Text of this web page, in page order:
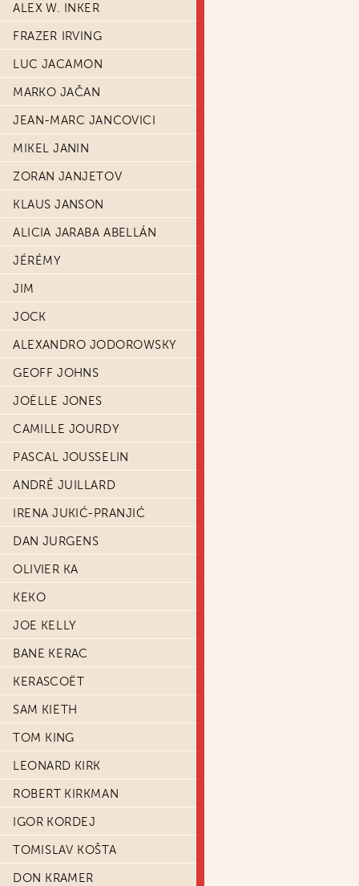
ALEX W. INKER
FRAZER IRVING
LUC JACAMON
MARKO JAČAN
JEAN-MARC JANCOVICI
MIKEL JANIN
ZORAN JANJETOV
KLAUS JANSON
ALICIA JARABA ABELLÁN
JÉRÉMY
JIM
JOCK
ALEXANDRO JODOROWSKY
GEOFF JOHNS
JOËLLE JONES
CAMILLE JOURDY
PASCAL JOUSSELIN
ANDRÉ JUILLARD
IRENA JUKIĆ-PRANJIĆ
DAN JURGENS
OLIVIER KA
KEKO
JOE KELLY
BANE KERAC
KERASCOËT
SAM KIETH
TOM KING
LEONARD KIRK
ROBERT KIRKMAN
IGOR KORDEJ
TOMISLAV KOŠTA
DON KRAMER